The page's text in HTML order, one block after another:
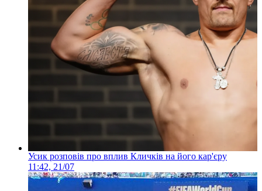
Усик розповів про вплив Кличків на його кар'єру
11:42, 21/07